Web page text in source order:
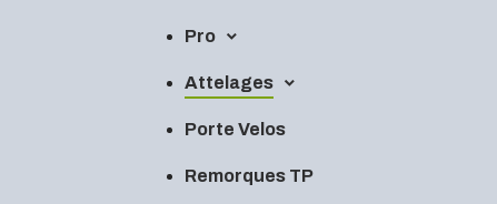
Pro
Attelages
Porte Velos
Remorques TP